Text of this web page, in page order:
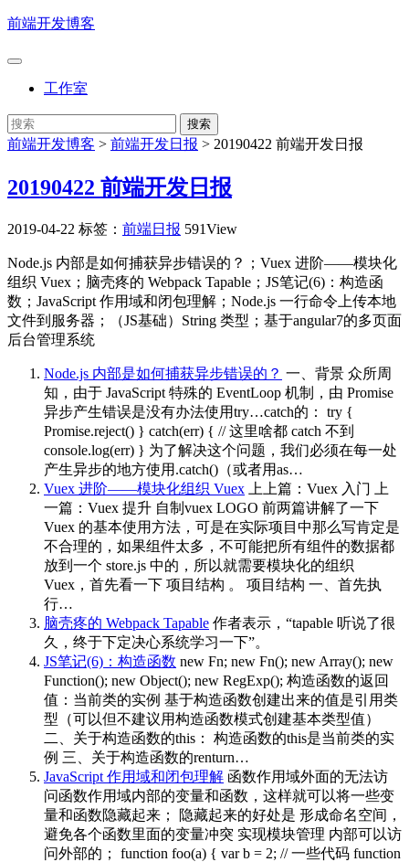
前端开发博客
工作室
前端开发博客 > 前端开发日报 > 20190422 前端开发日报
20190422 前端开发日报
2019-04-22 标签： 前端日报 591View
Node.js 内部是如何捕获异步错误的？；Vuex 进阶——模块化
组织 Vuex；脑壳疼的 Webpack Tapable；JS笔记(6)：构造函
数；JavaScript 作用域和闭包理解；Node.js 一行命令上传本地
文件到服务器；（JS基础）String 类型；基于angular7的多页面
后台管理系统
Node.js 内部是如何捕获异步错误的？ 一、背景 众所周
知，由于 JavaScript 特殊的 EventLoop 机制，由 Promise
异步产生错误是没有办法使用try…catch的： try {
Promise.reject() } catch(err) { // 这里啥都 catch 不到
console.log(err) } 为了解决这个问题，我们必须在每一处
产生异步的地方使用.catch()（或者用as…
Vuex 进阶——模块化组织 Vuex 上上篇：Vuex 入门 上
一篇：Vuex 提升 自制vuex LOGO 前两篇讲解了一下
Vuex 的基本使用方法，可是在实际项目中那么写肯定是
不合理的，如果组件太多，不可能把所有组件的数据都
放到一个 store.js 中的，所以就需要模块化的组织
Vuex，首先看一下 项目结构 。 项目结构 一、首先执
行…
脑壳疼的 Webpack Tapable 作者表示，“tapable 听说了很
久，终于下定决心系统学习一下”。
JS笔记(6)：构造函数 new Fn; new Fn(); new Array(); new
Function(); new Object(); new RegExp(); 构造函数的返回
值：当前类的实例 基于构造函数创建出来的值是引用类
型（可以但不建议用构造函数模式创建基本类型值）
二、关于构造函数的this： 构造函数的this是当前类的实
例 三、关于构造函数的renturn…
JavaScript 作用域和闭包理解 函数作用域外面的无法访
问函数作用域内部的变量和函数，这样就可以将一些变
量和函数隐藏起来； 隐藏起来的好处是 形成命名空间，
避免各个函数里面的变量冲突 实现模块管理 内部可以访
问外部的； function foo(a) { var b = 2; // 一些代码 function